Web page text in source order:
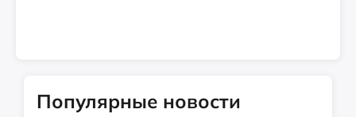
Популярные новости